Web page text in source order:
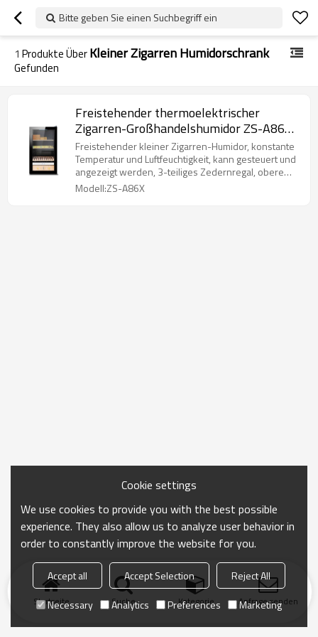
Bitte geben Sie einen Suchbegriff ein
1 Produkte ÜberKleiner Zigarren Humidorschrank
Gefunden
Freistehender thermoelektrischer
Zigarren-Großhandelshumidor ZS-A86X
für die Aufbewahrung kleiner Zigarren
mit flachem Zedernholzregal und
Vollglastür
Freistehender kleiner Zigarren-Humidor, konstante
Temperatur und Luftfeuchtigkeit, kann gesteuert und
angezeigt werden, 3-teiliges Zedernregal, obere
LED
Modell:ZS-A86X
Startseite Suche Kategorie Anfrage senden
Cookie settings
We use cookies to provide you with the best possible
experience. They also allow us to analyze user behavior in
order to constantly improve the website for you.
Accept all Accept Selection
Reject All
Necessary
Analytics Preferences Marketing